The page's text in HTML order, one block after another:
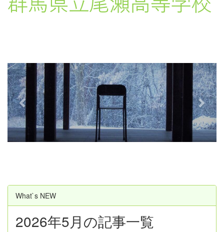
e
v
i
o
u
s
x
t
What`s NEW
2026年5月の記事一覧